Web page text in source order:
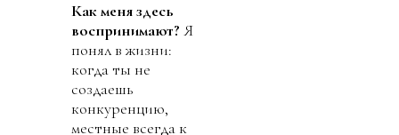
Как меня здесь
воспринимают? Я
понял в жизни:
когда ты не
создаешь
конкуренцию,
местные всегда к